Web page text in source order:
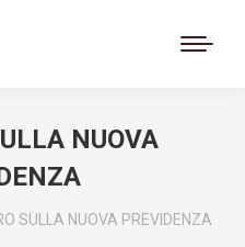
NUOVA
SULLA NUOVA PREVIDENZA